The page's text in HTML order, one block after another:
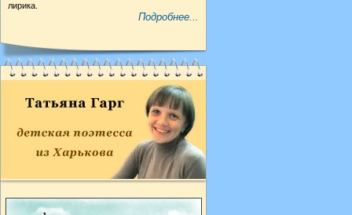
лирика.
Подробнее...